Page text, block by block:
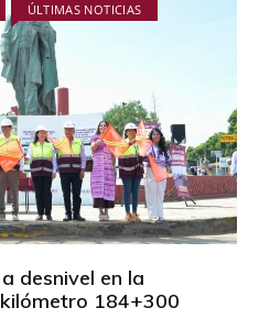
ÚLTIMAS NOTICIAS
desnivel en la
184+300